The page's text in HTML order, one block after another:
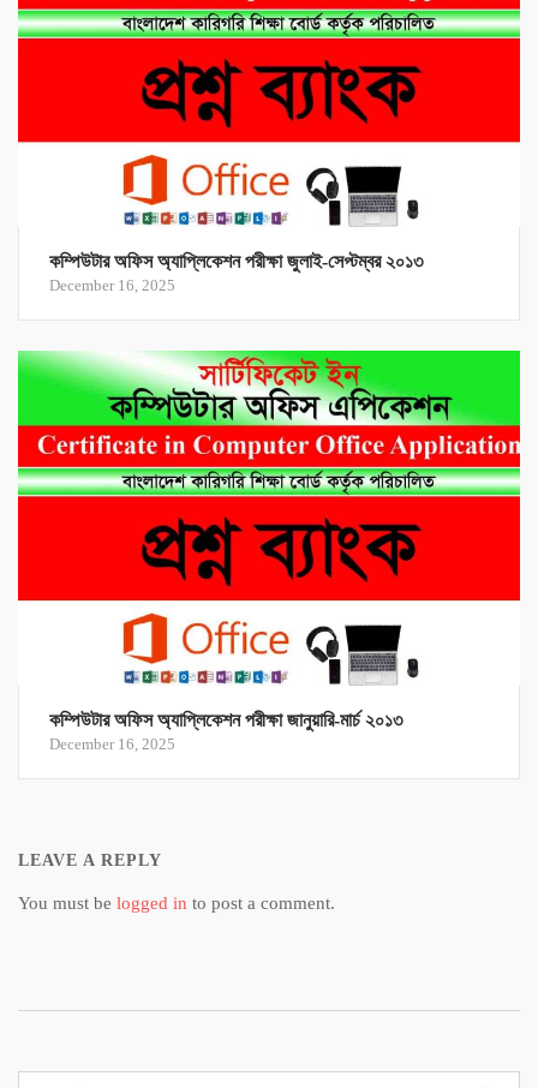
কম্পিউটার অফিস অ্যাপ্লিকেশন পরীক্ষা জুলাই-সেপ্টম্বর ২০১৩
December 16, 2025
কম্পিউটার অফিস অ্যাপ্লিকেশন পরীক্ষা জানুয়ারি-মার্চ ২০১৩
December 16, 2025
LEAVE A REPLY
You must be logged in to post a comment.